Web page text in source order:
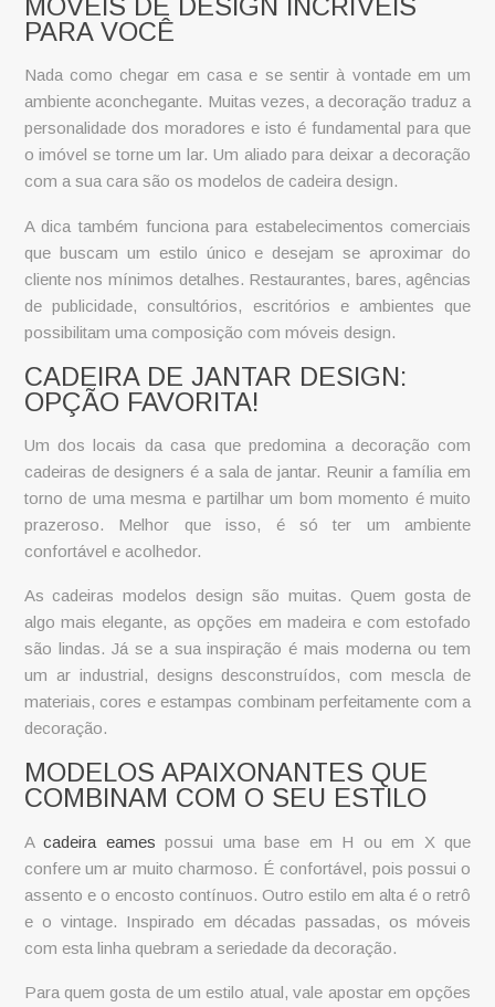
MÓVEIS DE DESIGN INCRÍVEIS
PARA VOCÊ
Nada como chegar em casa e se sentir à vontade em um
ambiente aconchegante. Muitas vezes, a decoração traduz a
personalidade dos moradores e isto é fundamental para que
o imóvel se torne um lar. Um aliado para deixar a decoração
com a sua cara são os modelos de cadeira design.
A dica também funciona para estabelecimentos comerciais
que buscam um estilo único e desejam se aproximar do
cliente nos mínimos detalhes. Restaurantes, bares, agências
de publicidade, consultórios, escritórios e ambientes que
possibilitam uma composição com móveis design.
CADEIRA DE JANTAR DESIGN:
OPÇÃO FAVORITA!
Um dos locais da casa que predomina a decoração com
cadeiras de designers é a sala de jantar. Reunir a família em
torno de uma mesma e partilhar um bom momento é muito
prazeroso. Melhor que isso, é só ter um ambiente
confortável e acolhedor.
As cadeiras modelos design são muitas. Quem gosta de
algo mais elegante, as opções em madeira e com estofado
são lindas. Já se a sua inspiração é mais moderna ou tem
um ar industrial, designs desconstruídos, com mescla de
materiais, cores e estampas combinam perfeitamente com a
decoração.
MODELOS APAIXONANTES QUE
COMBINAM COM O SEU ESTILO
Acadeira eames possui uma base em H ou em X que
confere um ar muito charmoso. É confortável, pois possui o
assento e o encosto contínuos. Outro estilo em alta é o retrô
e o vintage. Inspirado em décadas passadas, os móveis
com esta linha quebram a seriedade da decoração.
Para quem gosta de um estilo atual, vale apostar em opções